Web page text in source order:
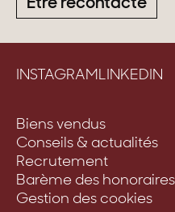
Être recontacté
INSTAGRAMLINKEDIN
Biens vendus
Conseils & actualités
Recrutement
Barème des
Gestion des cookies